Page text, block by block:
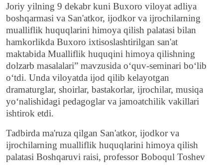
Joriy yilning 9 dekabr kuni Buxoro viloyat adliya
boshqarmasi va San'atkor, ijodkor va ijrochilarning
mualliflik huquqlarini himoya qilish palatasi bilan
hamkorlikda Buxoro ixtisoslashtirilgan san'at
maktabida Mualliflik huquqini himoya qilishning
dolzarb masalalari” mavzusida o‘quv-seminari bo‘lib
o‘tdi. Unda viloyatda ijod qilib kelayotgan
dramaturglar, shoirlar, bastakorlar, ijrochilar, musiqa
yo‘nalishidagi pedagoglar va jamoatchilik vakillari
ishtirok etdi.
Tadbirda ma'ruza qilgan San'atkor, ijodkor va
ijrochilarning mualliflik huquqlarini himoya qilish
palatasi Boshqaruvi raisi, professor Boboqul Toshev